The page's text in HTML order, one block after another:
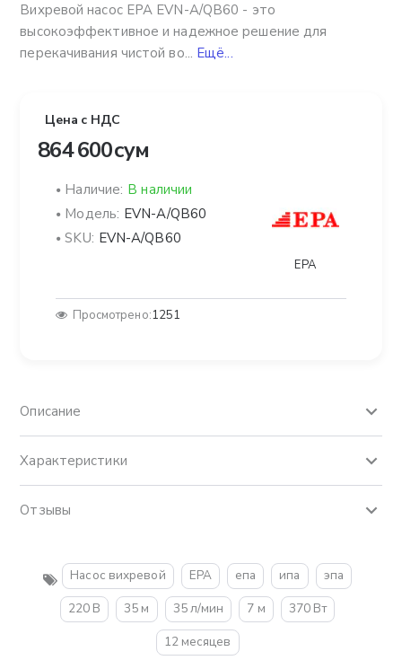
Вихревой насос EPA EVN-A/QB60 - это
высокоэффективное и надежное решение для
перекачивания чистой во... Ещё...
Цена с НДС
864 600 сум
Наличие: В наличии
Модель: EVN-A/QB60
SKU: EVN-A/QB60
EPA
Просмотрено:1251
Описание
Характеристики
Отзывы
Насос вихревой EPA епа ипа
эпа
220 В
35 м 35 л/мин 7 м
370 Вт
12 месяцев